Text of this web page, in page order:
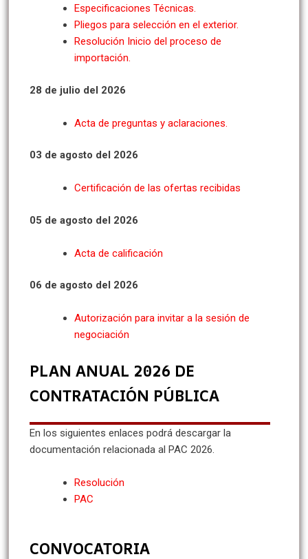
Especificaciones Técnicas.
Pliegos para selección en el exterior.
Resolución Inicio del proceso de
importación.
28 de julio del 2026
Acta de preguntas y aclaraciones.
03 de agosto del 2026
Certificación de las ofertas recibidas
05 de agosto del 2026
Acta de calificación
06 de agosto del 2026
Autorización para invitar a la sesión de
negociación
PLAN ANUAL 2026 DE
CONTRATACIÓN PÚBLICA
En los siguientes enlaces podrá descargar la
documentación relacionada al PAC 2026.
Resolución
PAC
CONVOCATORIA